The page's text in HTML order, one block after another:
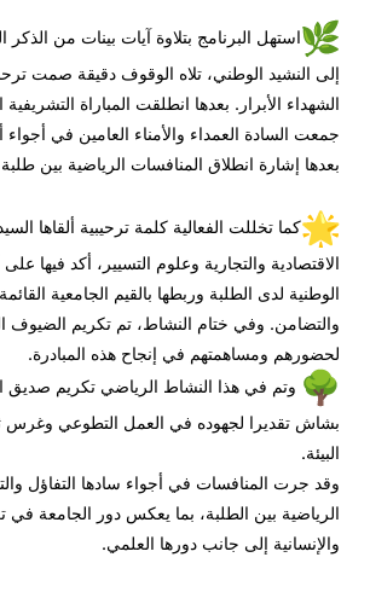
استهل البرنامج بتلاوة آيات بينات من الذكر
إلى النشيد الوطني، تلاه الوقوف دقيقة صمت
الشهداء الأبرار. بعدها انطلقت المباراة
جمعت السادة العمداء والأمناء العامين في
بعدها إشارة انطلاق المنافسات الرياضية بين طلبة
كما تخللت الفعالية كلمة ترحيبية ألقاها
الاقتصادية والتجارية وعلوم التسيير، أكد فيها على
الوطنية لدى الطلبة وربطها بالقيم الجامعية
والتضامن. وفي ختام النشاط، تم تكريم الضيوف
لحضورهم ومساهمتهم في إنجاح هذه المبادرة.
وتم في هذا النشاط الرياضي تكريم صديق
بشاش تقديرا لجهوده في العمل التطوعي وغرس
البيئة.
وقد جرت المنافسات في أجواء سادها التفاؤل
الرياضية بين الطلبة، بما يعكس دور الجامعة في
والإنسانية إلى جانب دورها العلمي.